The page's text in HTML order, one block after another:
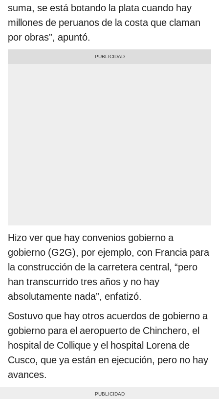
suma, se está botando la plata cuando hay
millones de peruanos de la costa que claman
por obras”, apuntó.
Hizo ver que hay convenios gobierno a
gobierno (G2G), por ejemplo, con Francia para
la construcción de la carretera central, “pero
han transcurrido tres años y no hay
absolutamente nada”, enfatizó.
Sostuvo que hay otros acuerdos de gobierno a
gobierno para el aeropuerto de Chinchero, el
hospital de Collique y el hospital Lorena de
Cusco, que ya están en ejecución, pero no hay
avances.